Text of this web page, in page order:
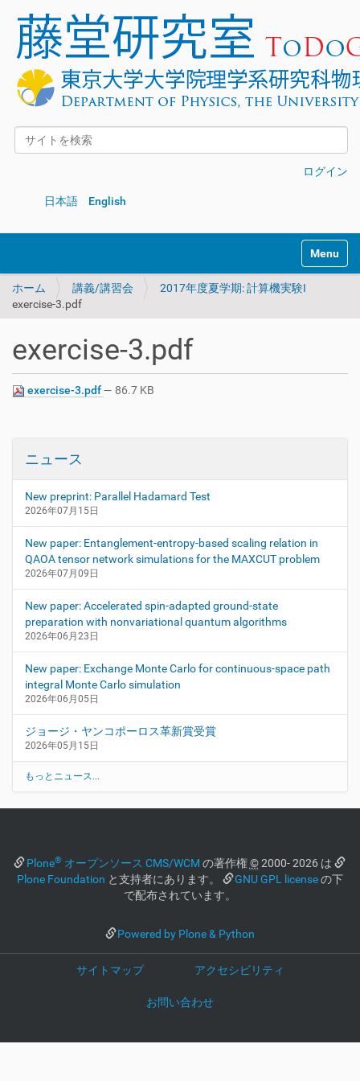
サイトを検索
ログイン
日本語 English
Toggle
ホーム 講義/講習会
2017年度夏学期: 計算機実験I
exercise-3.pdf
exercise-3.pdf
exercise-3.pdf— 86.7 KB
ニュース
New preprint: Parallel Hadamard Test
2026年07月15日
New paper: Entanglement-entropy-based scaling relation in
QAOA tensor network simulations for the MAXCUT problem
2026年07月09日
New paper: Accelerated spin-adapted ground-state
preparation with nonvariational quantum algorithms
2026年06月23日
New paper: Exchange Monte Carlo for continuous-space path
integral Monte Carlo simulation
2026年06月05日
ジョージ・ヤンコポーロス革新賞受賞
2026年05月15日
もっとニュース...
Plone® オープンソース CMS/WCM の著作権©2000- 2026 は
Plone Foundation と支持者にあります。 GNU GPL licenseの下
で配布されています。
Powered by Plone & Python
サイトマップ アクセシビリティ
お問い合わせ